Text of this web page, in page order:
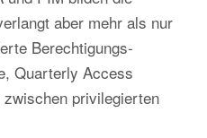
aber mehr als nur
Berechtigungs-
Quarterly Access
privilegierten